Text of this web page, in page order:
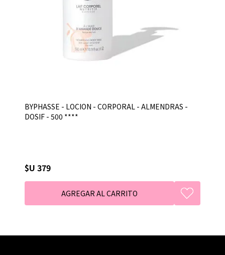
BYPHASSE - LOCION - CORPORAL - ALMENDRAS -
DOSIF - 500 ****
$U 379